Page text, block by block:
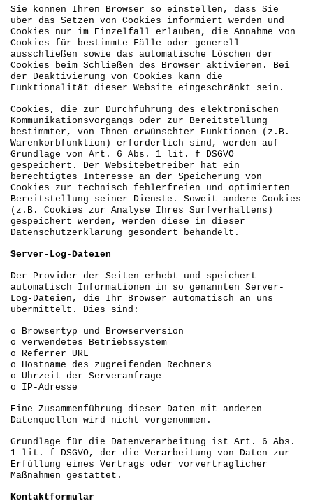
Sie können Ihren Browser so einstellen, dass Sie
über das Setzen von Cookies informiert werden und
Cookies nur im Einzelfall erlauben, die Annahme von
Cookies für bestimmte Fälle oder generell
ausschließen sowie das automatische Löschen der
Cookies beim Schließen des Browser aktivieren. Bei
der Deaktivierung von Cookies kann die
Funktionalität dieser Website eingeschränkt sein.
Cookies, die zur Durchführung des elektronischen
Kommunikationsvorgangs oder zur Bereitstellung
bestimmter, von Ihnen erwünschter Funktionen (z.B.
Warenkorbfunktion) erforderlich sind, werden auf
Grundlage von Art. 6 Abs. 1 lit. f DSGVO
gespeichert. Der Websitebetreiber hat ein
berechtigtes Interesse an der Speicherung von
Cookies zur technisch fehlerfreien und optimierten
Bereitstellung seiner Dienste. Soweit andere Cookies
(z.B. Cookies zur Analyse Ihres Surfverhaltens)
gespeichert werden, werden diese in dieser
Datenschutzerklärung gesondert behandelt.
Server-Log-Dateien
Der Provider der Seiten erhebt und speichert
automatisch Informationen in so genannten Server-
Log-Dateien, die Ihr Browser automatisch an uns
übermittelt. Dies sind:
o
Browsertyp und Browserversion
o verwendetes Betriebssystem
o
Referrer URL
o
Hostname des zugreifenden Rechners
o Uhrzeit der Serveranfrage
o
IP-Adresse
Eine Zusammenführung dieser Daten mit anderen
Datenquellen wird nicht vorgenommen.
Grundlage für die Datenverarbeitung ist Art. 6 Abs.
1 lit. f DSGVO, der die Verarbeitung von Daten zur
Erfüllung eines Vertrags oder vorvertraglicher
Maßnahmen gestattet.
Kontaktformular